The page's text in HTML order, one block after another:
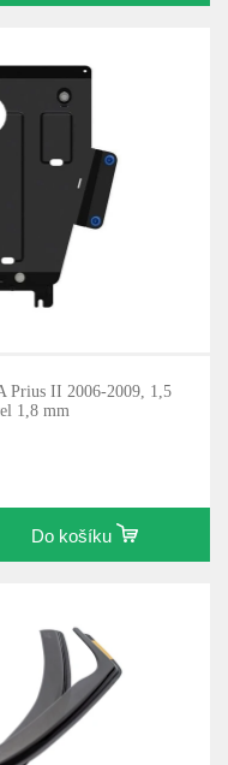
Prius II 2006-2009, 1,5
1,8 mm
Do košíku